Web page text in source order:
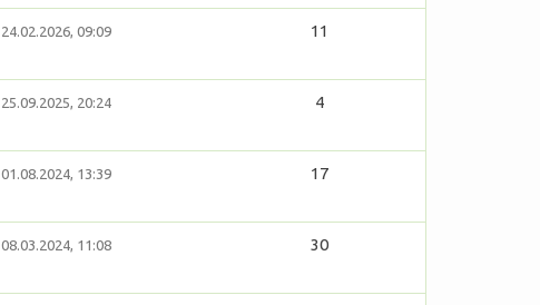
24.02.2026, 09:09 11
25.09.2025, 20:24 4
01.08.2024, 13:39 17
08.03.2024, 11:08 30